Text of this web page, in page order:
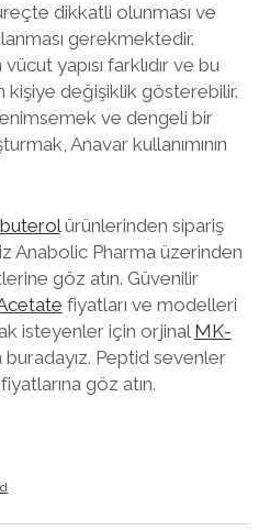
dikkatli olunması ve
gerekmektedir.
yapısı farklıdır ve bu
kişiye değişiklik gösterebilir.
ve dengeli bir
Anavar kullanımının
ürünlerinden sipariş
Anabolic Pharma üzerinden
göz atın. Güvenilir
fiyatları ve modelleri
isteyenler için orjinal MK-
buradayız. Peptid sevenler
göz atın.